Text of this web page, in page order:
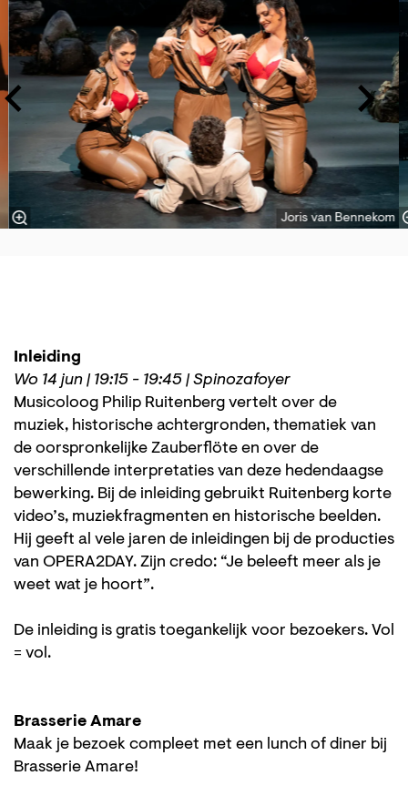
Joris van Bennekom
Inleiding
Wo 14 jun | 19:15 - 19:45 | Spinozafoyer
Musicoloog Philip Ruitenberg vertelt over de
muziek, historische achtergronden, thematiek van
de oorspronkelijke Zauberflöte en over de
verschillende interpretaties van deze hedendaagse
bewerking. Bij de inleiding gebruikt Ruitenberg korte
video’s, muziekfragmenten en historische beelden.
Hij geeft al vele jaren de inleidingen bij de producties
van OPERA2DAY. Zijn credo: “Je beleeft meer als je
weet wat je hoort”.
De inleiding is gratis toegankelijk voor bezoekers. Vol
= vol.
Brasserie Amare
Maak je bezoek compleet met een lunch of diner bij
Brasserie Amare!